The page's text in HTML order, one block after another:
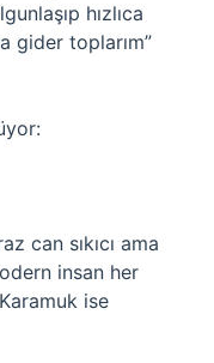
hızlıca
gider toplarım”
can sıkıcı ama
insan her
ise